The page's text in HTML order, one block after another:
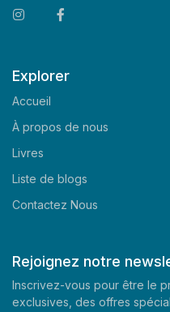
Explorer
Accueil
À propos de nous
Livres
Liste de blogs
Contactez Nous
Rejoignez notre
Inscrivez-vous pour être le
exclusives, des offres